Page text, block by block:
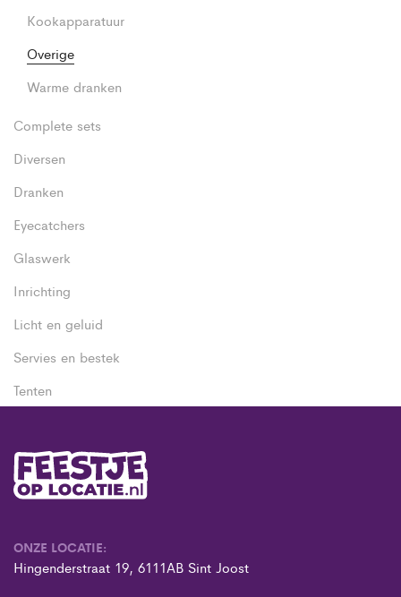
Kookapparatuur
Overige
Warme dranken
Complete sets
Diversen
Dranken
Eyecatchers
Glaswerk
Inrichting
Licht en geluid
Servies en bestek
Tenten
ONZE LOCATIE:
Hingenderstraat 19, 6111AB Sint Joost